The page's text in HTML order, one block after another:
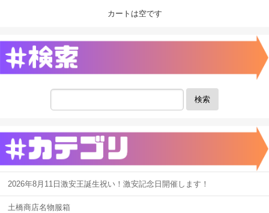
カートは空です
検索
2026年8月11日激安王誕生祝い！激安記念日開催します！
土橋商店名物服箱